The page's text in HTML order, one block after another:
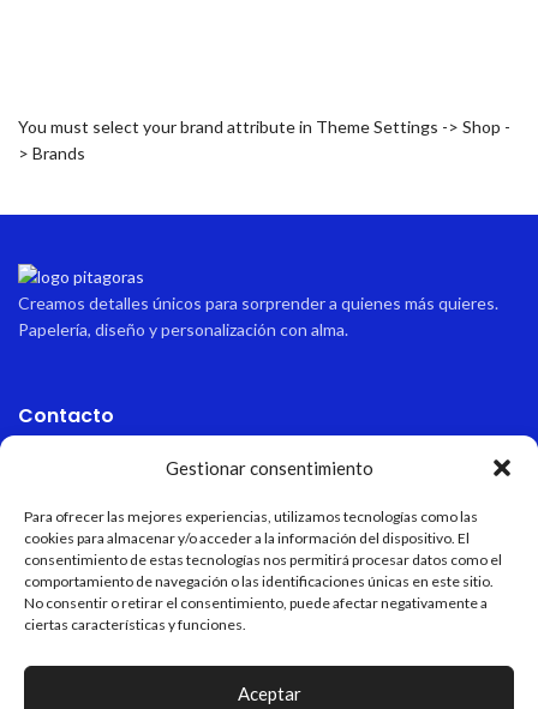
Gestionar consentimiento
Para ofrecer las mejores experiencias, utilizamos tecnologías como las
cookies para almacenar y/o acceder a la información del dispositivo. El
consentimiento de estas tecnologías nos permitirá procesar datos como el
comportamiento de navegación o las identificaciones únicas en este sitio.
No consentir o retirar el consentimiento, puede afectar negativamente a
ciertas características y funciones.
Aceptar
You must select your brand attribute in Theme Settings -> Shop -
> Brands
Creamos detalles únicos para sorprender a quienes más quieres.
Papelería, diseño y personalización con alma.
Contacto
Email
pitagoraspapeleria@hotmail.com
Teléfono